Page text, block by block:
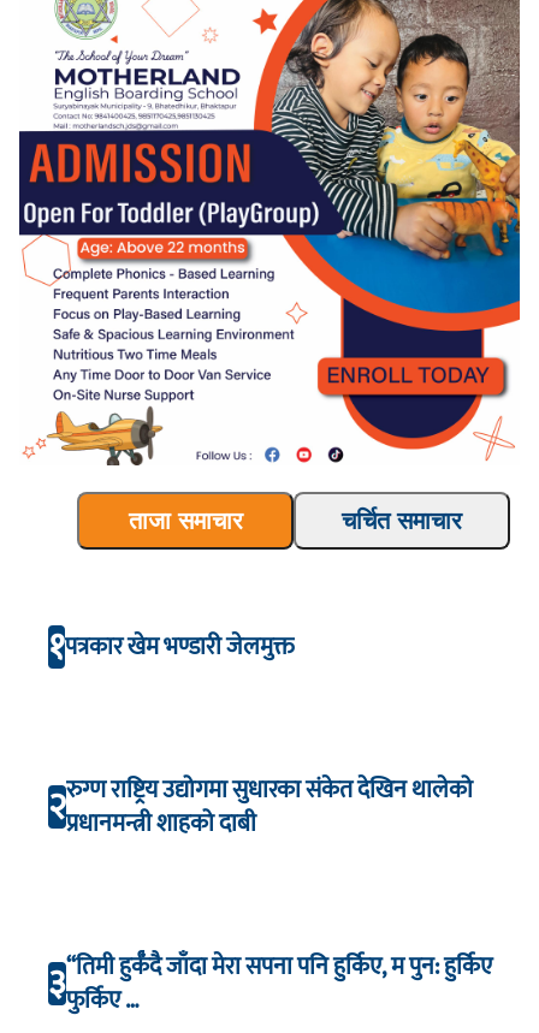
ताजा समाचार चर्चित समाचार
१पत्रकार खेम भण्डारी जेलमुक्त
२रुग्ण राष्ट्रिय उद्योगमा सुधारका संकेत देखिन थालेको
प्रधानमन्त्री शाहको दाबी
३“तिमी हुर्कँदै जाँदा मेरा सपना पनि हुर्किए, म पुन: हुर्किए
फुर्किए …